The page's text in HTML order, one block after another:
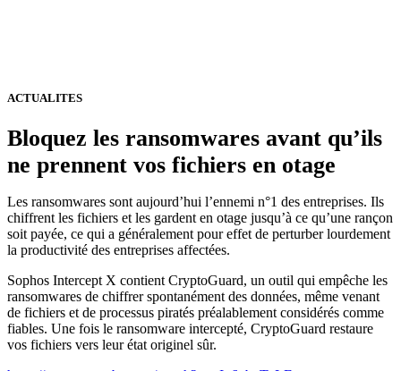
ACTUALITES
Bloquez les ransomwares avant qu’ils
ne prennent vos fichiers en otage
Les ransomwares sont aujourd’hui l’ennemi n°1 des entreprises. Ils
chiffrent les fichiers et les gardent en otage jusqu’à ce qu’une rançon
soit payée, ce qui a généralement pour effet de perturber lourdement
la productivité des entreprises affectées.
Sophos Intercept X contient CryptoGuard, un outil qui empêche les
ransomwares de chiffrer spontanément des données, même venant
de fichiers et de processus piratés préalablement considérés comme
fiables. Une fois le ransomware intercepté, CryptoGuard restaure
vos fichiers vers leur état originel sûr.